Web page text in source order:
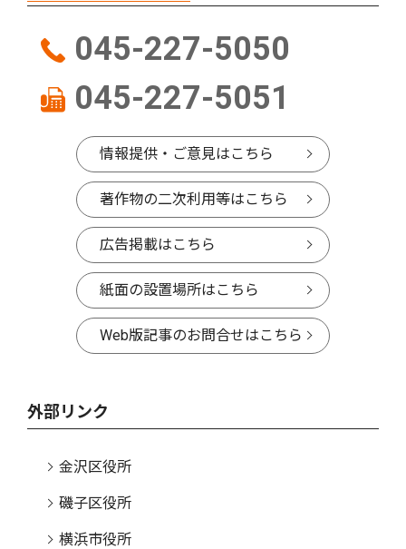
045-227-5050
045-227-5051
情報提供・ご意見はこちら
著作物の二次利用等はこちら
広告掲載はこちら
紙面の設置場所はこちら
Web版記事のお問合せはこちら
外部リンク
金沢区役所
磯子区役所
横浜市役所